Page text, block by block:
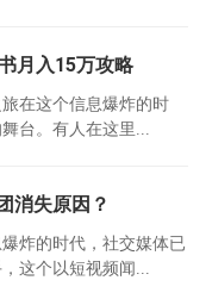
月入15万攻略
在这个信息爆炸的时
台。有人在这里...
消失原因？
炸的时代，社交媒体已
这个以短视频闻...